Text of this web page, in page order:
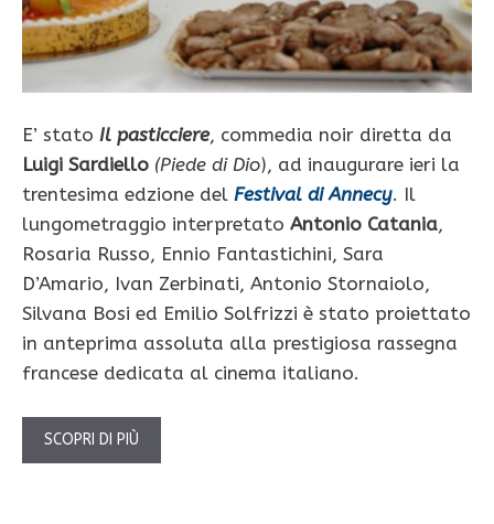
E’ stato Il pasticciere, commedia noir diretta da
Luigi Sardiello (Piede di Dio), ad inaugurare ieri la
trentesima edzione del Festival di Annecy. Il
lungometraggio interpretato Antonio Catania,
Rosaria Russo, Ennio Fantastichini, Sara
D’Amario, Ivan Zerbinati, Antonio Stornaiolo,
Silvana Bosi ed Emilio Solfrizzi è stato proiettato
in anteprima assoluta alla prestigiosa rassegna
francese dedicata al cinema italiano.
SCOPRI DI PIÙ